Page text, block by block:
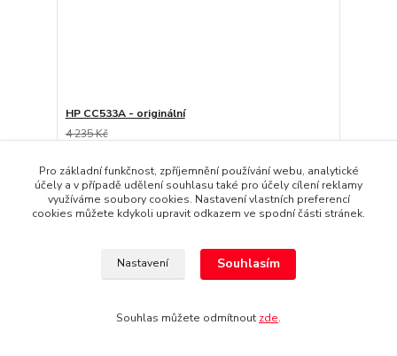
HP CC533A - originální
4 235 Kč
3 509 Kč
bez DPH
Přidat do košíku
Pro základní funkčnost, zpříjemnění používání webu, analytické
účely a v případě udělení souhlasu také pro účely cílení reklamy
využíváme soubory cookies. Nastavení vlastních preferencí
cookies můžete kdykoli upravit odkazem ve spodní části stránek.
Nastavení Souhlasím
Souhlas můžete odmítnout zde.